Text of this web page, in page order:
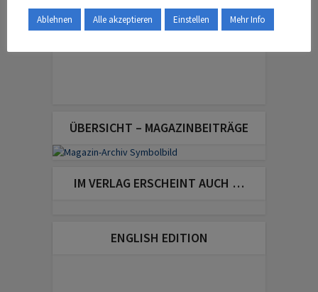
ÜBERSICHT – MAGAZINBEITRÄGE
IM VERLAG ERSCHEINT AUCH …
ENGLISH EDITION
Ablehnen Alle akzeptieren Einstellen Mehr Info